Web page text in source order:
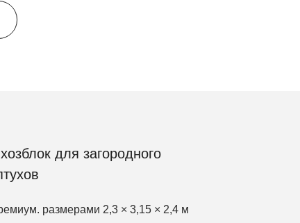
для загородного
размерами 2,3 × 3,15 × 2,4 м